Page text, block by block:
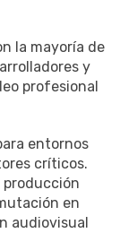
la mayoría de
y
profesional
entornos
críticos.
producción
en
audiovisual